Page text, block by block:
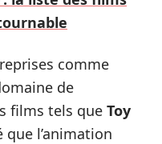
comme
de
films tels que Toy
l’animation